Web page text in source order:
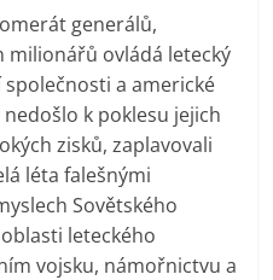
generálů,
milionářů ovládá letecký
a americké
k poklesu jejich
zisků, zaplavovali
léta falešnými
Sovětského
leteckého
vojsku, námořnictvu a